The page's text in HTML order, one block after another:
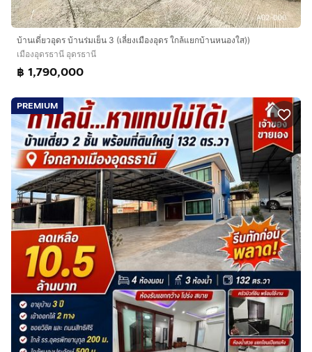
บ้านเดี่ยวอุดร บ้านร่มเย็น 3 (เลี่ยงเมืองอุดร ใกล้แยกบ้านหนองใส))
เมืองอุดรธานี อุดรธานี
฿ 1,790,000
PREMIUM